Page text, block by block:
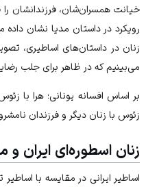
خیانت همسران‌شان، فرزندانشان را
رویکرد در داستان مدیا نشان داده
زنان در داستان‌های اساطیری،
می‌بینیم که در ظاهر برای جلب
بر اساس افسانه یونانی؛ هرا با
زئوس با زنان دیگر و فرزندان
زنان اسطوره‌ای ایران و
اساطیر ایرانی در مقایسه با